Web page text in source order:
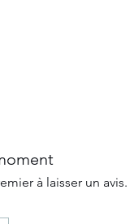
à laisser un avis.